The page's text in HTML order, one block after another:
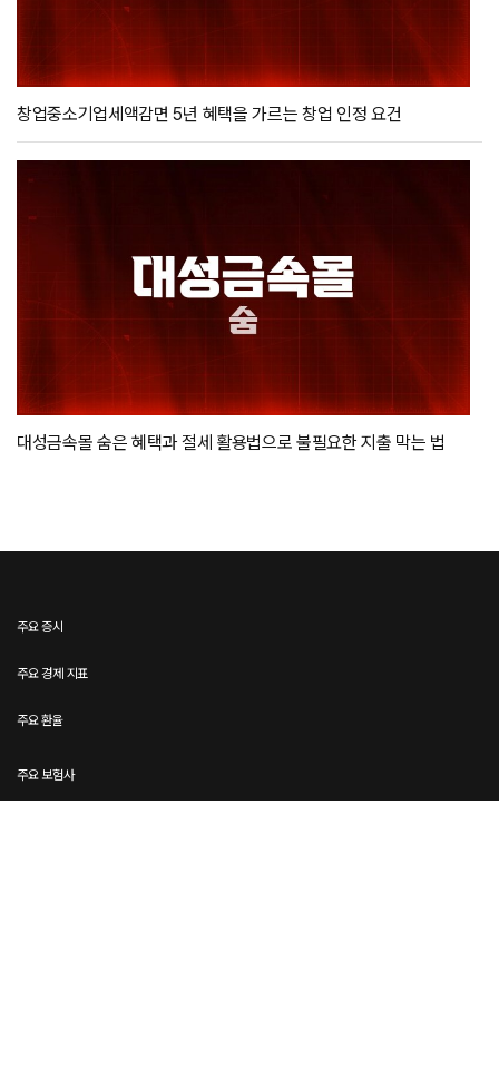
창업중소기업세액감면 5년 혜택을 가르는 창업 인정 요건
대성금속몰 숨은 혜택과 절세 활용법으로 불필요한 지출 막는 법
주요 증시
주요 경제 지표
주요 환율
주요 보험사